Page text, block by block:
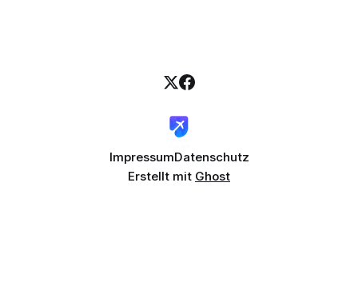
ImpressumDatenschutz
Erstellt mit Ghost